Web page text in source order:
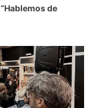
“Hablemos de